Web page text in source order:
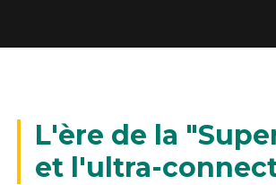
L'ère de la
et l'ultra-